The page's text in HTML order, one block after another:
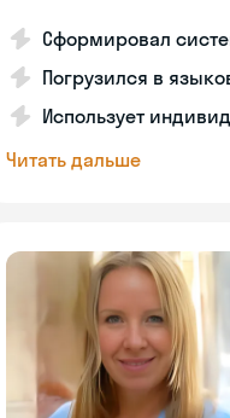
Сформировал
Погрузился в
Использует
Читать дальше